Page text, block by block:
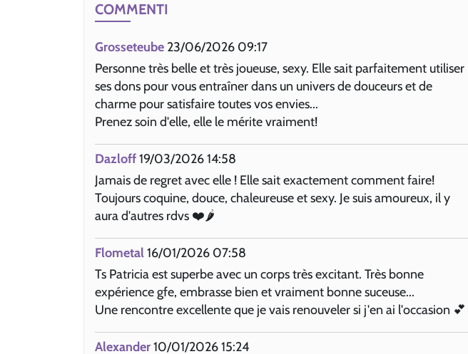
COMMENTI
Grosseteube 23/06/2026 09:17
Personne très belle et très joueuse, sexy. Elle sait parfaitement utiliser
ses dons pour vous entraîner dans un univers de douceurs et de
charme pour satisfaire toutes vos envies...
Prenez soin d'elle, elle le mérite vraiment!
Dazloff19/03/2026 14:58
Jamais de regret avec elle ! Elle sait exactement comment faire!
Toujours coquine, douce, chaleureuse et sexy. Je suis amoureux, il y
aura d'autres rdvs ❤️🌶️
Flometal16/01/2026 07:58
Ts Patricia est superbe avec un corps très excitant. Très bonne
expérience gfe, embrasse bien et vraiment bonne suceuse...
Une rencontre excellente que je vais renouveler si j'en ai l'occasion 💕
Alexander10/01/2026 15:24